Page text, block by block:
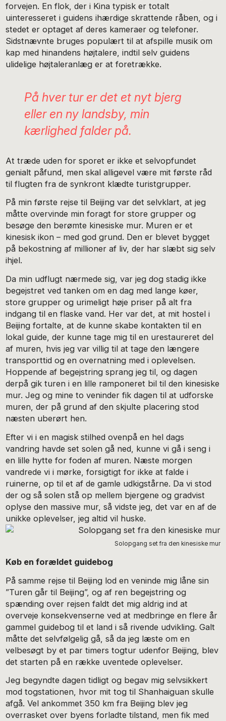
forvejen. En flok, der i Kina typisk er totalt
uinteresseret i guidens ihærdige skrattende råben, og i
stedet er optaget af deres kameraer og telefoner.
Sidstnævnte bruges populært til at afspille musik om
kap med hinandens højtalere, indtil selv guidens
ulidelige højtaleranlæg er at foretrække.
På hver tur er det et nyt bjerg
eller en ny landsby, min
kærlighed falder på.
At træde uden for sporet er ikke et selvopfundet
genialt påfund, men skal alligevel være mit første råd
til flugten fra de synkront klædte turistgrupper.
På min første rejse til Beijing var det selvklart, at jeg
måtte overvinde min foragt for store grupper og
besøge den berømte kinesiske mur. Muren er et
kinesisk ikon – med god grund. Den er blevet bygget
på bekostning af millioner af liv, der har slæbt sig selv
ihjel.
Da min udflugt nærmede sig, var jeg dog stadig ikke
begejstret ved tanken om en dag med lange køer,
store grupper og urimeligt høje priser på alt fra
indgang til en flaske vand. Her var det, at mit hostel i
Beijing fortalte, at de kunne skabe kontakten til en
lokal guide, der kunne tage mig til en urestaureret del
af muren, hvis jeg var villig til at tage den længere
transporttid og en overnatning med i oplevelsen.
Hoppende af begejstring sprang jeg til, og dagen
derpå gik turen i en lille ramponeret bil til den kinesiske
mur. Jeg og mine to veninder fik dagen til at udforske
muren, der på grund af den skjulte placering stod
næsten uberørt hen.
Efter vi i en magisk stilhed ovenpå en hel dags
vandring havde set solen gå ned, kunne vi gå i seng i
en lille hytte for foden af muren. Næste morgen
vandrede vi i mørke, forsigtigt for ikke at falde i
ruinerne, op til et af de gamle udkigstårne. Da vi stod
der og så solen stå op mellem bjergene og gradvist
oplyse den massive mur, så vidste jeg, det var en af de
unikke oplevelser, jeg altid vil huske.
Solopgang set fra den kinesiske mur
Køb en forældet guidebog
På samme rejse til Beijing lod en veninde mig låne sin
”Turen går til Beijing”, og af ren begejstring og
spænding over rejsen faldt det mig aldrig ind at
overveje konsekvenserne ved at medbringe en flere år
gammel guidebog til et land i så rivende udvikling. Galt
måtte det selvfølgelig gå, så da jeg læste om en
velbesøgt by et par timers togtur udenfor Beijing, blev
det starten på en række uventede oplevelser.
Jeg begyndte dagen tidligt og begav mig selvsikkert
mod togstationen, hvor mit tog til Shanhaiguan skulle
afgå. Vel ankommet 350 km fra Beijing blev jeg
overrasket over byens forladte tilstand, men fik med